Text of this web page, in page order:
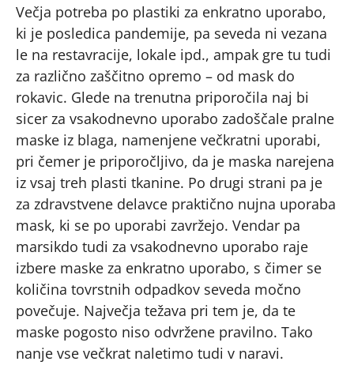
Večja potreba po plastiki za enkratno uporabo,
ki je posledica pandemije, pa seveda ni vezana
le na restavracije, lokale ipd., ampak gre tu tudi
za različno zaščitno opremo – od mask do
rokavic. Glede na trenutna priporočila naj bi
sicer za vsakodnevno uporabo zadoščale pralne
maske iz blaga, namenjene večkratni uporabi,
pri čemer je priporočljivo, da je maska narejena
iz vsaj treh plasti tkanine. Po drugi strani pa je
za zdravstvene delavce praktično nujna uporaba
mask, ki se po uporabi zavržejo. Vendar pa
marsikdo tudi za vsakodnevno uporabo raje
izbere maske za enkratno uporabo, s čimer se
količina tovrstnih odpadkov seveda močno
povečuje. Največja težava pri tem je, da te
maske pogosto niso odvržene pravilno. Tako
nanje vse večkrat naletimo tudi v naravi.